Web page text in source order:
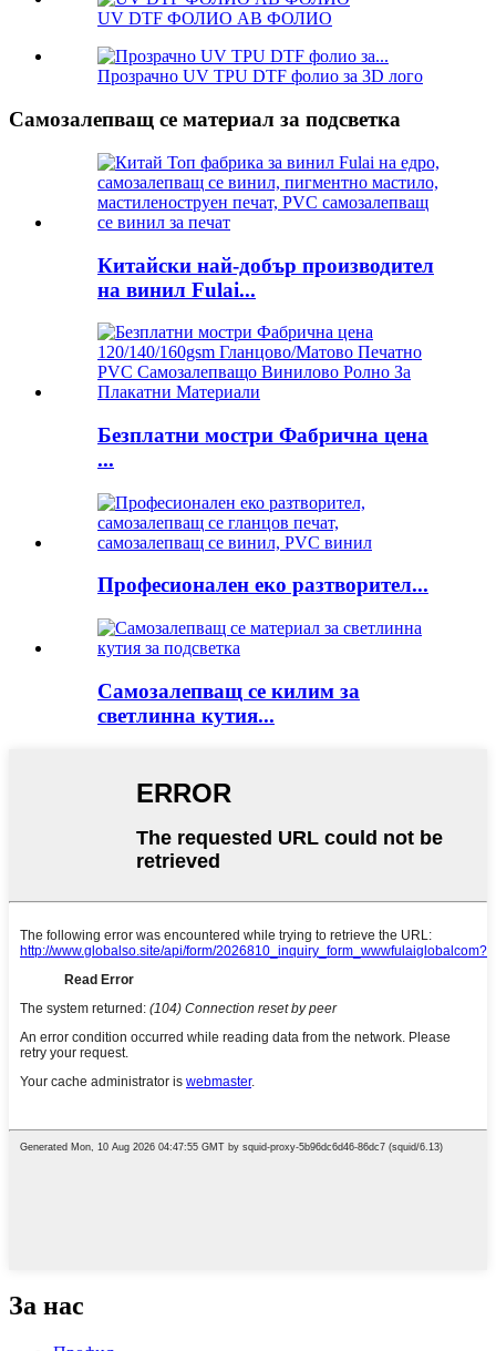
UV DTF ФОЛИО AB ФОЛИО
Прозрачно UV TPU DTF фолио за 3D лого
Самозалепващ се материал за подсветка
Китайски най-добър производител
на винил Fulai...
Безплатни мостри Фабрична цена
...
Професионален еко разтворител...
Самозалепващ се килим за
светлинна кутия...
За нас